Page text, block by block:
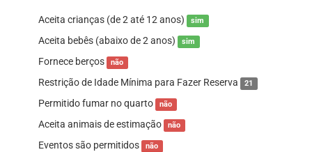
Aceita crianças (de 2 até 12 anos) sim
Aceita bebês (abaixo de 2 anos) sim
Fornece berços não
Restrição de Idade Mínima para Fazer Reserva 21
Permitido fumar no quarto não
Aceita animais de estimação não
Eventos são permitidos não